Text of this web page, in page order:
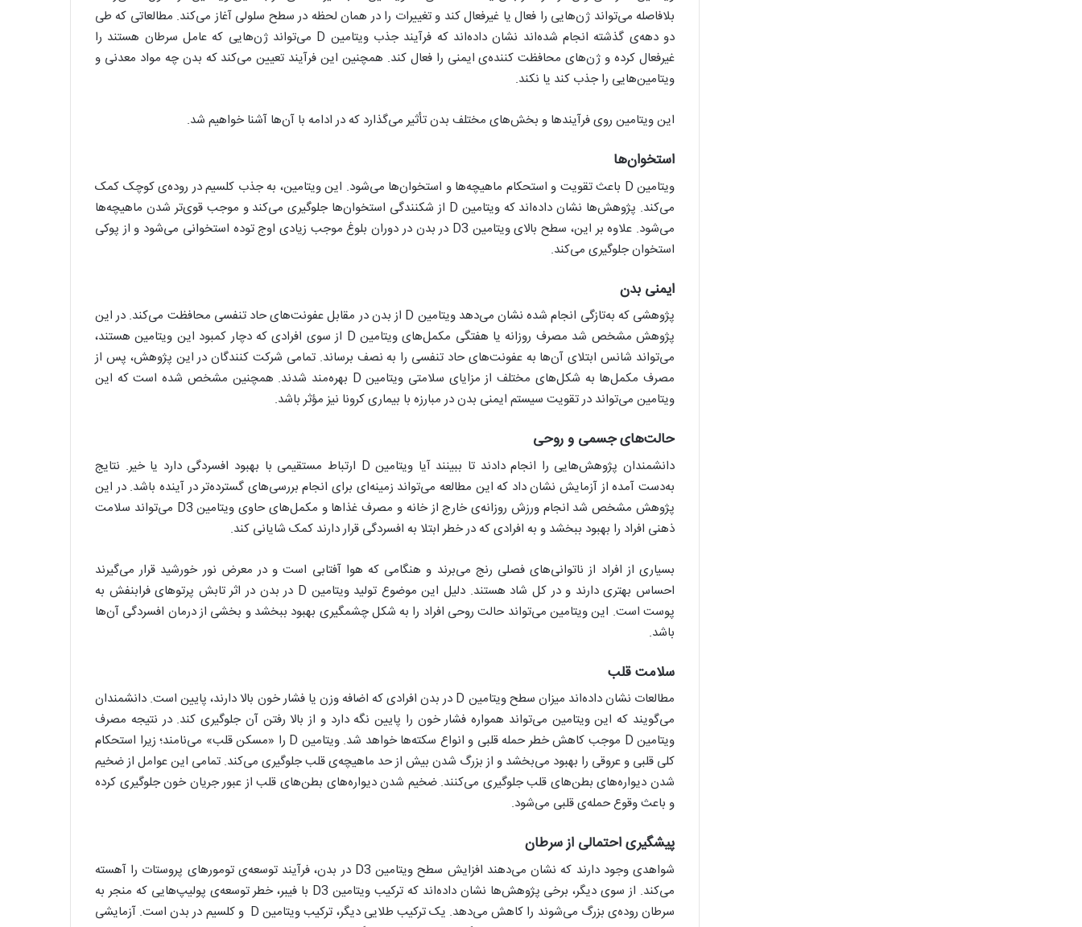
بلافاصله می‌تواند ژن‌هایی را فعال یا غیرفعال کند و تغییرات را در همان لحظه در سطح سلولی آغاز می‌کند. مطالعاتی که طی
دو دهه‌ی گذشته انجام شده‌اند نشان داده‌اند که فرآیند جذب ویتامین D می‌تواند ژن‌هایی که عامل سرطان هستند را
غیرفعال کرده و ژن‌های محافظت کننده‌ی ایمنی را فعال کند. همچنین این فرآیند تعیین می‌کند که بدن چه مواد معدنی و
ویتامین‌هایی را جذب کند یا نکند.
این ویتامین روی فرآیند‌ها و بخش‌های مختلف بدن تأثیر می‌گذارد که در ادامه با آن‌ها آشنا خواهیم شد.
استخوان‌ها
ویتامین D‌ باعث تقویت و استحکام ماهیچه‌ها و استخوان‌ها می‌شود. این ویتامین، به جذب کلسیم در روده‌ی کوچک کمک
می‌کند. پژوهش‌ها نشان داده‌اند که ویتامین D از شکنندگی استخوان‌ها جلوگیری می‌کند و موجب قوی‌تر شدن ماهیچه‌ها
می‌شود. علاوه بر این، سطح بالای ویتامین D3 در بدن در دوران بلوغ موجب زیادی اوج توده استخوانی می‌شود و از پوکی
استخوان جلوگیری می‌کند.
ایمنی بدن
پژوهشی که به‌تازگی انجام شده نشان می‌دهد ویتامین D از بدن در مقابل عفونت‌های حاد تنفسی محافظت می‌کند. در این
پژوهش مشخص شد مصرف روزانه یا هفتگی مکمل‌های ویتامین D از سوی افرادی که دچار کمبود این ویتامین هستند،
می‌تواند شانس ابتلای آن‌ها به عفونت‌های حاد تنفسی را به نصف برساند. تمامی شرکت کنندگان در این پژوهش، پس از
مصرف مکمل‌ها به شکل‌های مختلف از مزایای سلامتی ویتامین D بهره‌مند شدند. همچنین مشخص شده است که این
ویتامین می‌تواند در تقویت سیستم ایمنی بدن در مبارزه با بیماری کرونا نیز مؤثر باشد.
حالت‌های جسمی و روحی
دانشمندان پژوهش‌هایی را انجام دادند تا ببینند آیا ویتامین D ارتباط مستقیمی با بهبود افسردگی دارد یا خیر. نتایج
به‌دست آمده از آزمایش نشان داد که این مطالعه می‌تواند زمینه‌‌ای برای انجام بررسی‌های گسترده‌تر در آینده باشد. در این
پژوهش مشخص شد انجام ورزش روزانه‌ی خارج از خانه و مصرف غذاها و مکمل‌های حاوی ویتامین D3 می‌تواند سلامت
ذهنی افراد را بهبود ببخشد و به افرادی که در خطر ابتلا به افسردگی قرار دارند کمک شایانی کند.
بسیاری از افراد از ناتوانی‌های فصلی رنج می‌برند و هنگامی که هوا آفتابی است و در معرض نور خورشید قرار می‌گیرند
احساس بهتری دارند و در کل شاد هستند. دلیل این موضوع تولید ویتامین D در بدن در اثر تابش پرتوهای فرابنفش به
پوست است. این ویتامین می‌تواند حالت روحی افراد را به شکل چشمگیری بهبود ببخشد و بخشی از درمان افسردگی آن‌ها
باشد.
سلامت قلب
مطالعات نشان داده‌اند میزان سطح ویتامین D در بدن افرادی که اضافه وزن یا فشار خون بالا دارند، پایین است. دانشمندان
می‌گویند که این ویتامین می‌تواند همواره فشار خون را پایین نگه دارد و از بالا رفتن آن جلوگیری کند. در نتیجه مصرف
ویتامین D موجب کاهش خطر حمله قلبی و انواع سکته‌ها خواهد شد. ویتامین D را «مسکن قلب» می‌نامند؛ زیرا استحکام
کلی قلبی و عروقی را بهبود می‌بخشد و از بزرگ شدن بیش از حد ماهیچه‌ی قلب جلوگیری می‌کند. تمامی این عوامل از ضخیم
شدن دیواره‌های بطن‌های قلب جلوگیری می‌کنند. ضخیم شدن دیواره‌های بطن‌های قلب از عبور جریان خون جلوگیری کرده
و باعث وقوع حمله‌ی قلبی می‌شود.
پیشگیری احتمالی از سرطان
شواهدی وجود دارند که نشان می‌دهند افزایش سطح ویتامین D3 در بدن، فرآیند توسعه‌ی تومورهای پروستات را آهسته
می‌کند. از سوی دیگر، برخی پژوهش‌ها نشان داده‌اند که ترکیب ویتامین D3 با فیبر، خطر توسعه‌ی پولیپ‌هایی که منجر به
سرطان روده‌ی بزرگ می‌شوند را کاهش می‌دهد. یک ترکیب طلایی دیگر، ترکیب ویتامین D و کلسیم در بدن است. آزمایشی